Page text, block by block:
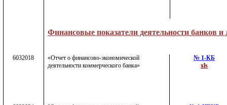
Финансовые показатели деятельности банков
6032018
«Отчет о финансово-экономической
деятельности коммерческого банка»
№ 1-КБ
xls